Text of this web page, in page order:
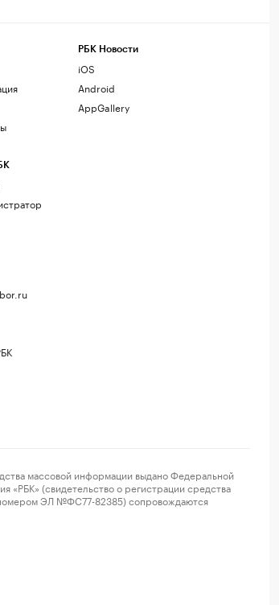
РБК Новости
iOS
Android
AppGallery
массовой информации выдано Федеральной
(свидетельство о регистрации средства
номером ЭЛ №ФС77-82385) сопровождаются